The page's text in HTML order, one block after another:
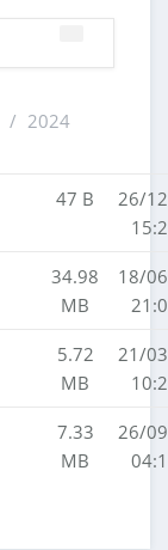
/ 2024
47 B
26/
34.98
MB
18/
5.72
MB
21/
7.33
MB
26/